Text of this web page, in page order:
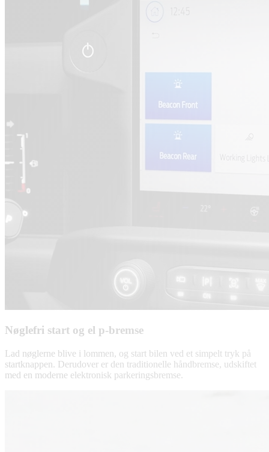
Nøglefri start og el p-bremse
Lad nøglerne blive i lommen, og start bilen ved et simpelt tryk på
startknappen. Derudover er den traditionelle håndbremse, udskiftet
med en moderne elektronisk parkeringsbremse.